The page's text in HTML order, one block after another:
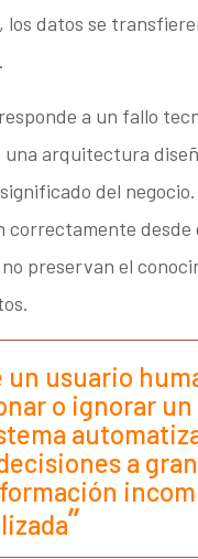
los datos se
a un fallo
una arquitectura
del negocio.
correctamente desde
preservan el
un usuario
o ignorar un
a